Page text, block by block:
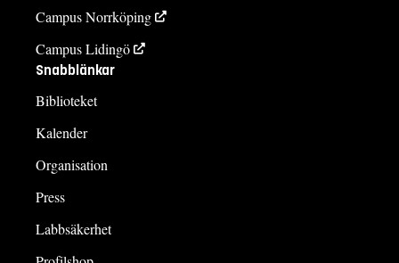
Campus Norrköping
Campus Lidingö
Snabblänkar
Biblioteket
Kalender
Organisation
Press
Labbsäkerhet